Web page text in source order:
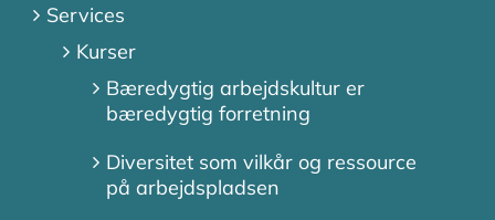
Services
Kurser
Bæredygtig arbejdskultur er
bæredygtig forretning
Diversitet som vilkår og ressource
på arbejdspladsen